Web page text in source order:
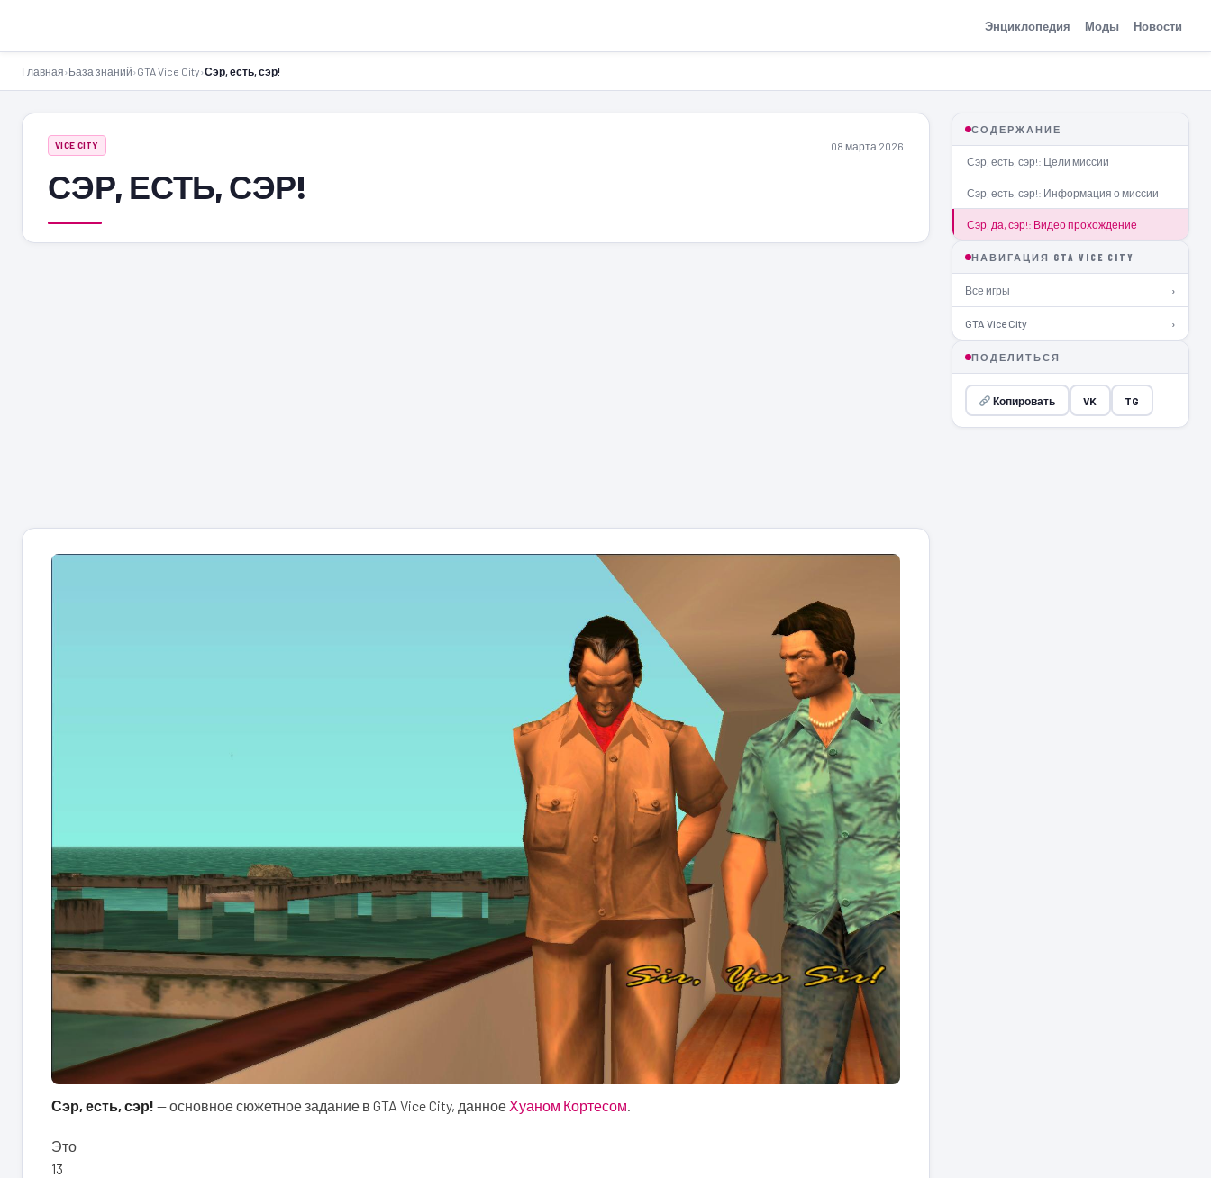
Энциклопедия Моды Новости
Главная›База знаний›GTA Vice City›Сэр, есть, сэр!
VICE CITY 08 марта 2026
СЭР, ЕСТЬ, СЭР!
Сэр, есть, сэр! — основное сюжетное задание в GTA Vice City, данное Хуаном Кортесом
Это
13
СОДЕРЖАНИЕ
Сэр, есть, сэр!: Цели миссии
Сэр, есть, сэр!: Информация о миссии
Сэр, да, сэр!: Видео прохождение
НАВИГАЦИЯ GTA VICE CITY
Все игры ›
GTA Vice City ›
ПОДЕЛИТЬСЯ
Копировать VK TG